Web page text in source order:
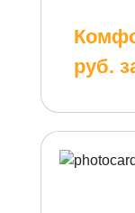
руб.